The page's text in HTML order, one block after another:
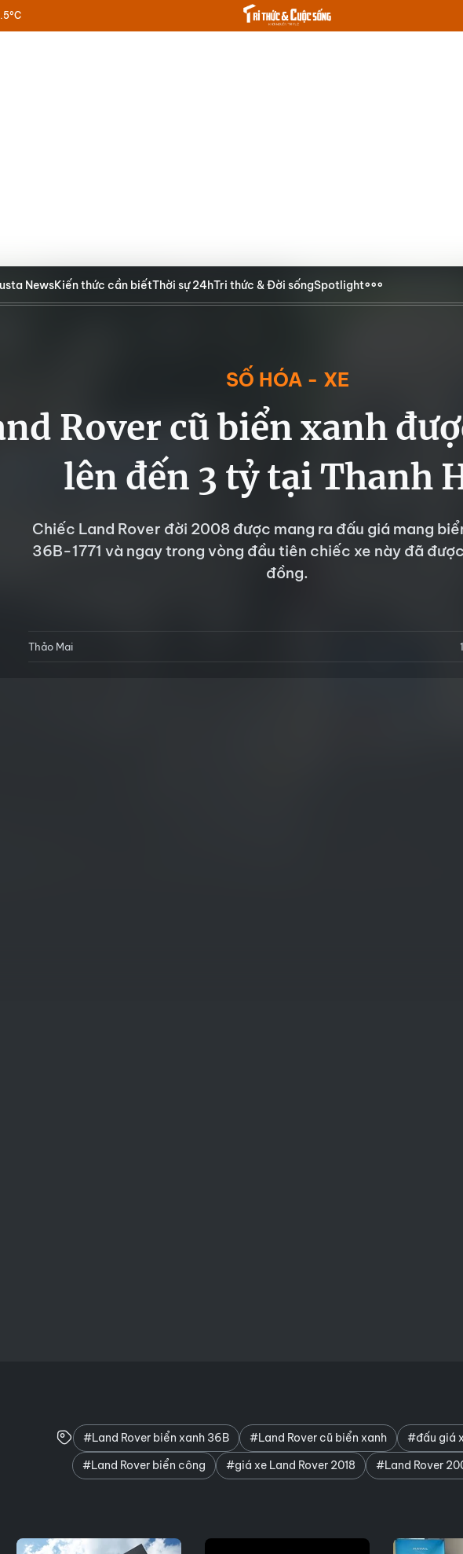
NewsKiến thức cần biếtThời sự 24hTri thức & Đời sốngSpotlight
SỐ HÓA - XE
Rover cũ biển xanh
lên đến 3 tỷ tại Thanh
Chiếc Land Rover đời 2008 được mang ra đấu giá mang
36B-1771 và ngay trong vòng đầu tiên chiếc xe này đã
đồng.
Thảo Mai
#Land Rover biển xanh 36B #Land Rover cũ biển xanh
#đấu giá
#Land Rover biển công
#giá xe Land Rover 2018 #Land Rover